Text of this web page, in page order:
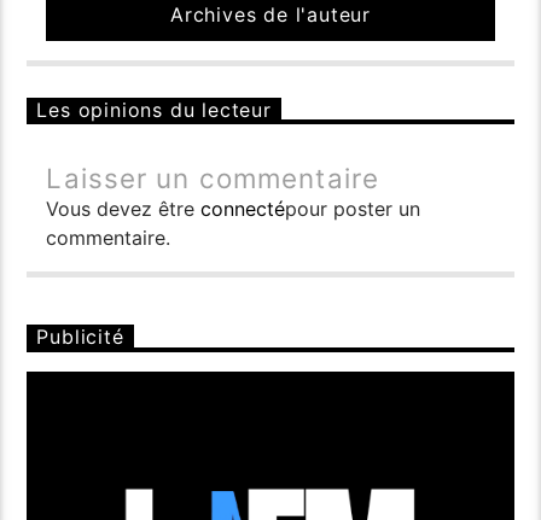
Archives de l'auteur
Les opinions du lecteur
Laisser un commentaire
Vous devez êtreconnectépour poster un
commentaire.
Publicité